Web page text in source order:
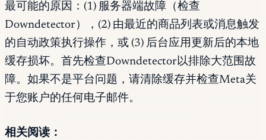
最可能的原因：(1) 服务器端故障（检查
Downdetector），(2) 由最近的商品列表或消息触发
的自动政策执行操作，或 (3) 后台应用更新后的本地
缓存损坏。首先检查Downdetector以排除大范围故
障。如果不是平台问题，请清除缓存并检查Meta关
于您账户的任何电子邮件。
相关阅读：